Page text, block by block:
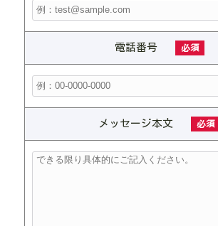
電話番号 必須
メッセージ本文 必須